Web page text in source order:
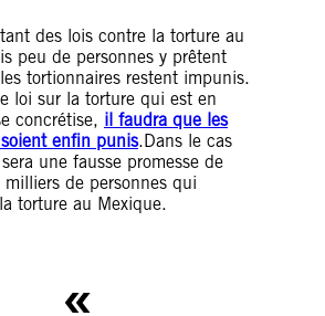
des lois contre la torture au
peu de personnes y prêtent
tortionnaires restent impunis.
loi sur la torture qui est en
concrétise, il faudra que les
enfin punis.Dans le cas
une fausse promesse de
de personnes qui
torture au Mexique.